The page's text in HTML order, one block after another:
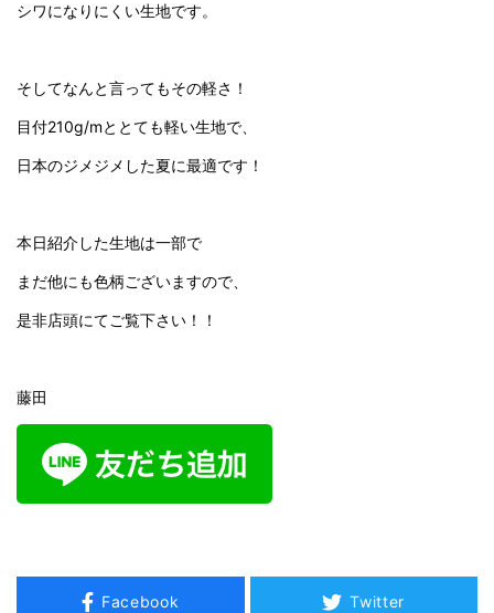
シワになりにくい生地です。
そしてなんと言ってもその軽さ！
目付210g/mととても軽い生地で、
日本のジメジメした夏に最適です！
本日紹介した生地は一部で
まだ他にも色柄ございますので、
是非店頭にてご覧下さい！！
藤田
Facebook Twitter